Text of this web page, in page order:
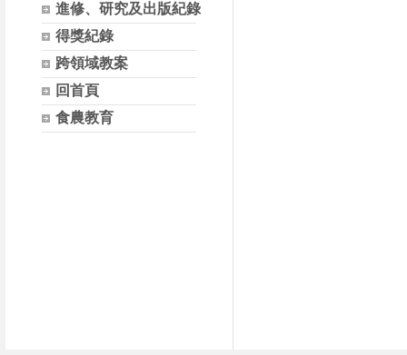
進修、研究及出版紀錄
得獎紀錄
跨領域教案
回首頁
食農教育